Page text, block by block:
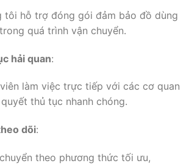
tôi hỗ trợ đóng gói đảm bảo đồ dùng
quá trình vận chuyển.
hải quan:
làm việc trực tiếp với các cơ quan
thủ tục nhanh chóng.
dõi:
theo phương thức tối ưu,